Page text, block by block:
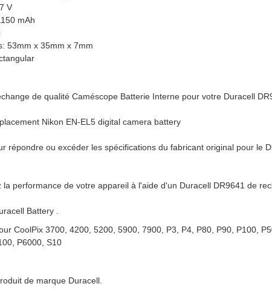
V
mAh
53mm x 35mm x 7mm
de qualité Caméscope Batterie Interne pour votre Duracell
Nikon EN-EL5 digital camera battery
répondre ou excéder les spécifications du fabricant original pour le
la performance de votre appareil à l'aide d'un Duracell DR9641 de
Battery .
CoolPix 3700, 4200, 5200, 5900, 7900, P3, P4, P80, P90, P100,
P6000, S10
de marque Duracell.